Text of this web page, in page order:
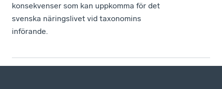
konsekvenser som kan uppkomma för det
svenska näringslivet vid taxonomins
införande.